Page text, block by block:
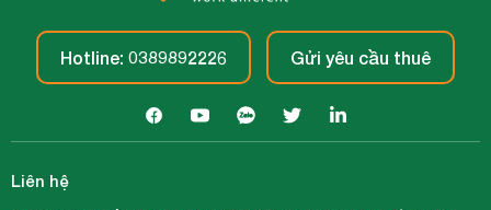
Hotline: 0389892226 Gửi yêu cầu thuê
Liên hệ